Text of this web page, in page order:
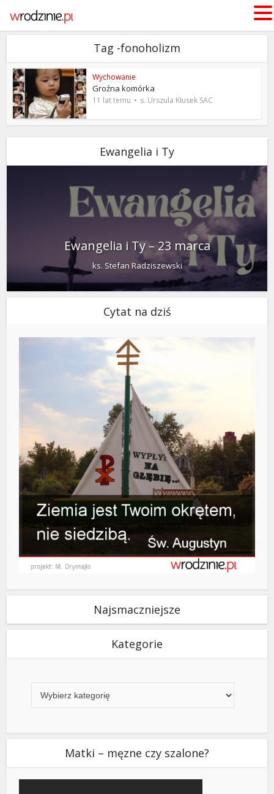
Tag -fonoholizm
Wychowanie
Groźna komórka
11 lat temu s. Urszula Kłusek SAC
Ewangelia i Ty
Ewangelia i Ty – 23 marca
ks. Stefan Radziszewski
Cytat na dziś
Najsmaczniejsze
Kategorie
Matki – męzne czy szalone?